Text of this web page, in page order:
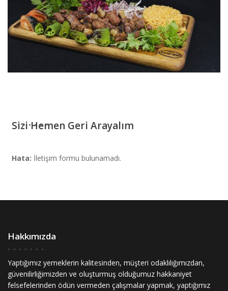
Sizi Hemen Geri Arayalım
Hata: İletişim formu bulunamadı.
Hakkımızda
Yaptığımız yemeklerin kalitesinden, müşteri odaklılığımızdan,
güvenilirliğimizden ve oluşturmuş olduğumuz hakkaniyet
felsefelerinden ödün vermeden çalışmalar yapmak, yaptığımız